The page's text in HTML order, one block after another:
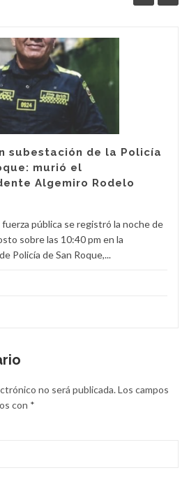
subestación de la Policía
murió el
Algemiro Rodelo
fuerza pública se registró la noche de
sobre las 10:40 pm en la
Policía de San Roque,...
no será publicada.Los campos
con *